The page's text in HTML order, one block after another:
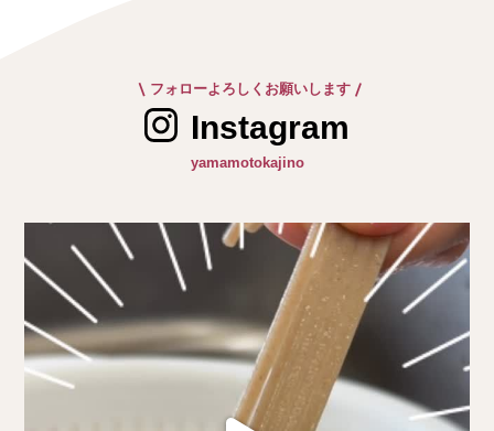
| フォローよろしくお願いします |
Instagram
yamamotokajino